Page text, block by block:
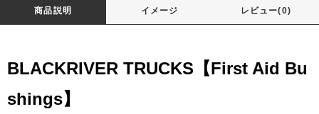
商品説明 イメージ レビュー(0)
BLACKRIVER TRUCKS【First Aid Bu
shings】